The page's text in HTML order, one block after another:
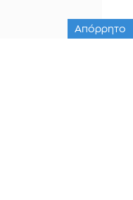
Απόρρητο